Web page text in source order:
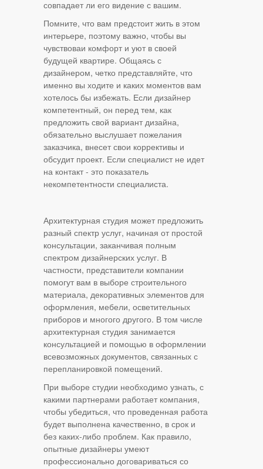
совпадает ли его видение с вашим.
Помните, что вам предстоит жить в этом
интерьере, поэтому важно, чтобы вы
чувствоваи комфорт и уют в своей
будущей квартире. Общаясь с
дизайнером, четко представляйте, что
именно вы ходите и каких моментов вам
хотелось бы избежать. Если дизайнер
компетентный, он перед тем, как
предложить свой вариант дизайна,
обязательно выслушает пожелания
заказчика, внесет свои коррективы и
обсудит проект. Если специалист не идет
на контакт - это показатель
некомпетентности специалиста.
Архитектурная студия может предложить
разный спектр услуг, начиная от простой
консультации, заканчивая полным
спектром дизайнерских услуг. В
частности, представители компании
помогут вам в выборе строительного
материала, декоративных элементов для
оформления, мебели, осветительных
приборов и многого другого. В том числе
архитектурная студия занимается
консультацией и помощью в оформлении
всевозможных документов, связанных с
перепланировкой помещений.
При выборе студии необходимо узнать, с
какими партнерами работает компания,
чтобы убедиться, что проведенная работа
будет выполнена качественно, в срок и
без каких-либо проблем. Как правило,
опытные дизайнеры умеют
профессионально договариваться со